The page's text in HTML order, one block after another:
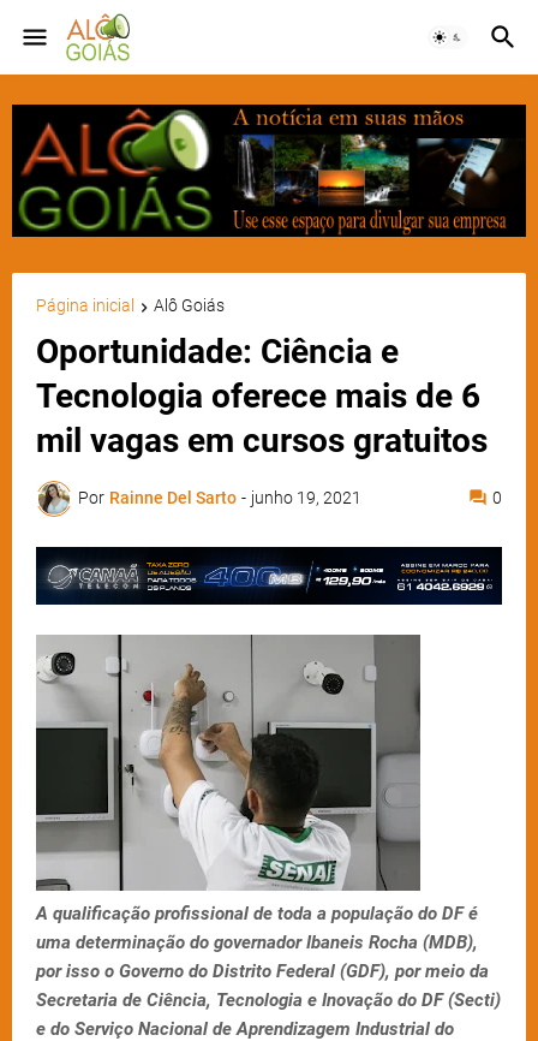
Página inicial Alô Goiás
Oportunidade: Ciência e
Tecnologia oferece mais de 6
mil vagas em cursos gratuitos
Por Rainne Del Sarto - junho 19, 2021 0
A qualificação profissional de toda a população do DF é
uma determinação do governador Ibaneis Rocha (MDB),
por isso o Governo do Distrito Federal (GDF), por meio da
Secretaria de Ciência, Tecnologia e Inovação do DF (Secti)
e do Serviço Nacional de Aprendizagem Industrial do